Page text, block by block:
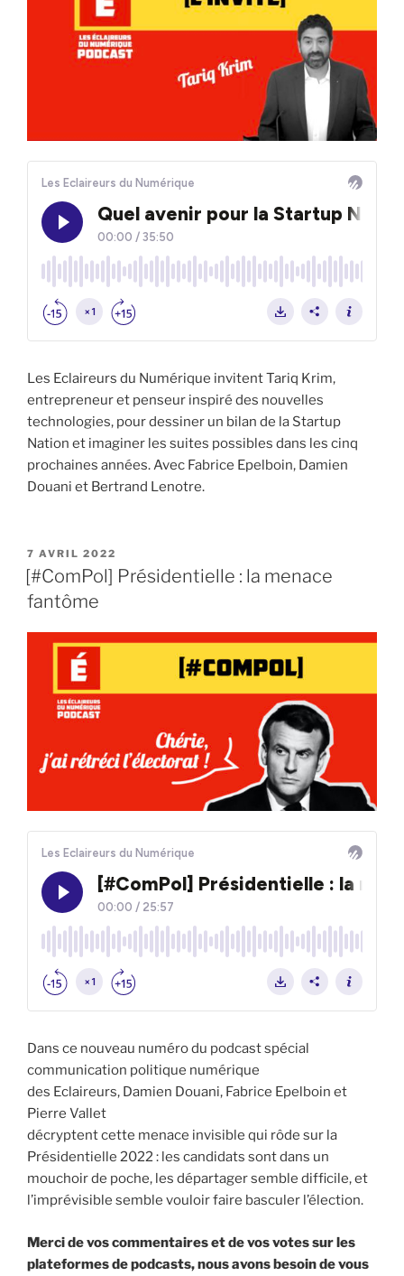
Les Eclaireurs du Numérique invitent Tariq Krim,
entrepreneur et penseur inspiré des nouvelles
technologies, pour dessiner un bilan de la Startup
Nation et imaginer les suites possibles dans les cinq
prochaines années. Avec Fabrice Epelboin, Damien
Douani et Bertrand Lenotre.
PUBLIÉ
LE
7 AVRIL 2022
[#ComPol] Présidentielle : la menace
fantôme
Dans ce nouveau numéro du podcast spécial
communication politique numérique
des Eclaireurs, Damien Douani, Fabrice Epelboin et
Pierre Vallet
décryptent cette menace invisible qui rôde sur la
Présidentielle 2022 : les candidats sont dans un
mouchoir de poche, les départager semble difficile, et
l’imprévisible semble vouloir faire basculer l’élection.
Merci de vos commentaires et de vos votes sur les
plateformes de podcasts, nous avons besoin de vous